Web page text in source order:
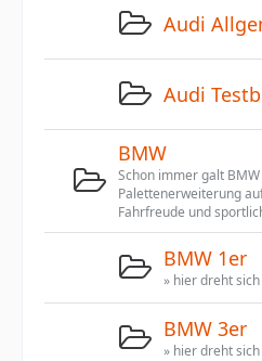
Audi
Audi
BMW
Schon immer galt
Palettenerweiterung
Fahrfreude und
BMW 1er
» hier dreht
BMW 3er
» hier dreht